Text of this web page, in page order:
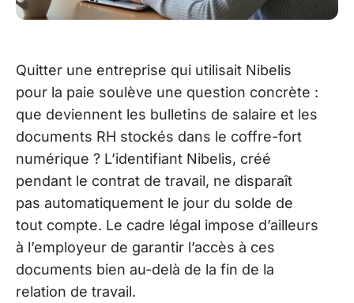
Quitter une entreprise qui utilisait Nibelis
pour la paie soulève une question concrète :
que deviennent les bulletins de salaire et les
documents RH stockés dans le coffre-fort
numérique ? L’identifiant Nibelis, créé
pendant le contrat de travail, ne disparaît
pas automatiquement le jour du solde de
tout compte. Le cadre légal impose d’ailleurs
à l’employeur de garantir l’accès à ces
documents bien au-delà de la fin de la
relation de travail.